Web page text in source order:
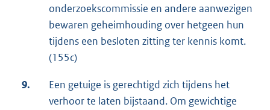
onderzoekscommissie en andere aanwezigen
bewaren geheimhouding over hetgeen hun
tijdens een besloten zitting ter kennis komt.
(155c)
9.
Een getuige is gerechtigd zich tijdens het
verhoor te laten bijstaand. Om gewichtige